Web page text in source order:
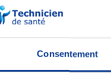
Consentement
3 -